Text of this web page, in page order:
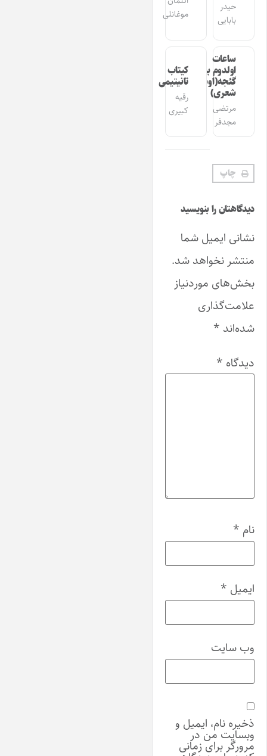
حیدر
بابایی
موغانلی
ساعات
اولدوم بیر
گئجه(اوشاق
شعری)
مرتضی
مجدفر
کیتاب
تانیتیمی
رقیه
کبیری
چاپ
دیدگاهتان را بنویسید
نشانی ایمیل شما
منتشر نخواهد شد.
بخش‌های موردنیاز
علامت‌گذاری
شده‌اند *
دیدگاه *
نام *
ایمیل *
وب‌ سایت
ذخیره نام، ایمیل و
وبسایت من در
مرورگر برای زمانی